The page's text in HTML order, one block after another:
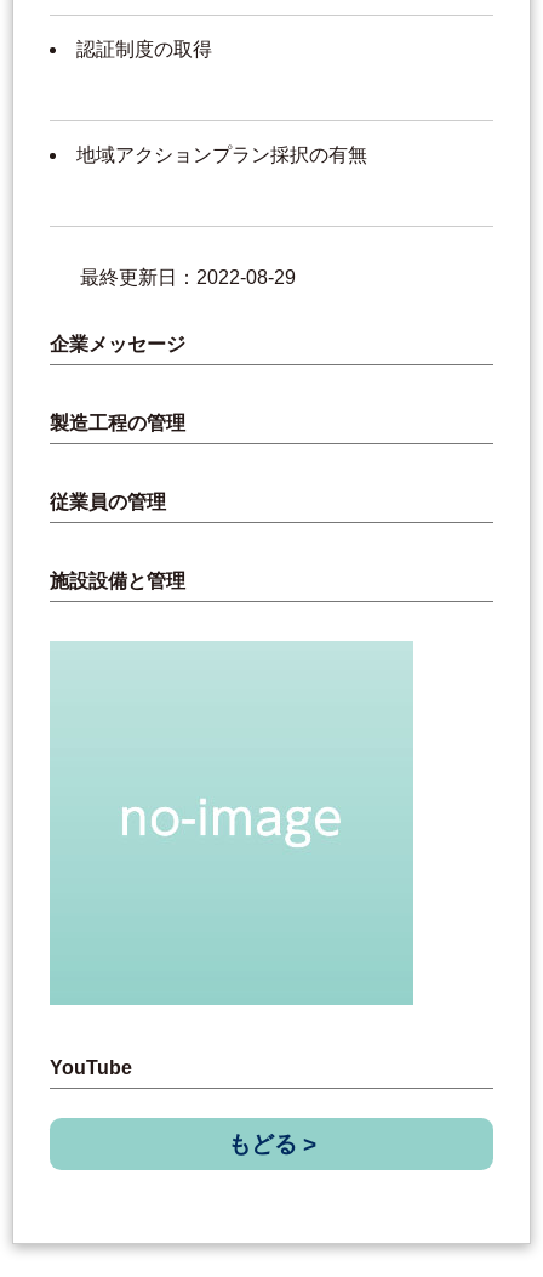
認証制度の取得
地域アクションプラン採択の有無
最終更新日：2022-08-29
企業メッセージ
製造工程の管理
従業員の管理
施設設備と管理
YouTube
もどる >